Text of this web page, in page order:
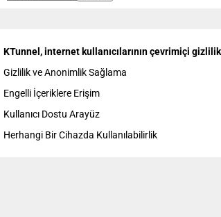
KTunnel, internet kullanıcılarının çevrimiçi
Gizlilik ve Anonimlik Sağlama
Engelli İçeriklere Erişim
Kullanıcı Dostu Arayüz
Herhangi Bir Cihazda Kullanılabilirlik